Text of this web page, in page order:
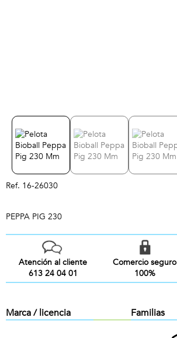
Ref. 16-26030
PEPPA PIG 230
Atención al cliente
613 24 04 01
Comercio seguro
100%
Marca / licencia Familias